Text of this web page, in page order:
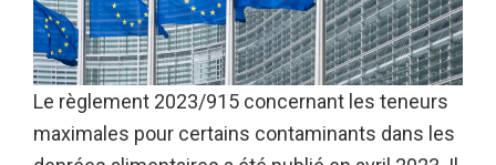
Le règlement 2023/915 concernant les teneurs
maximales pour certains contaminants dans les